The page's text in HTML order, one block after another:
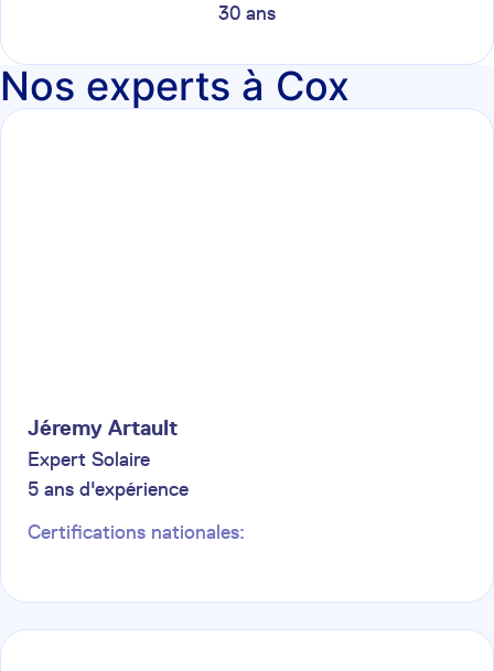
30 ans
Nos experts à Cox
Jéremy Artault
Expert Solaire
5 ans d'expérience
Certifications nationales: